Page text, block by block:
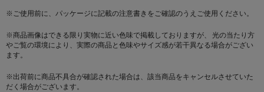
※ご使用前に、パッケージに記載の注意書きをご確認のうえご使用ください。
※商品画像はできる限り実物に近い色味で掲載しておりますが、 光の当たり方
やご覧の環境により、実際の商品と色味やサイズ感が若干異なる場合がござい
ます。
※出荷前に商品不具合が確認された場合は、該当商品をキャンセルさせていた
だく場合がございます。